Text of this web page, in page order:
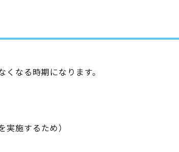
なる時期になります。
施するため）